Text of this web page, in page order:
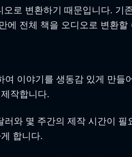
로 변환하기 때문입니다. 기
에 전체 책을 오디오로 변환할
이야기를 생동감 있게 만들
작합니다.
와 몇 주간의 제작 시간이 필
합니다.